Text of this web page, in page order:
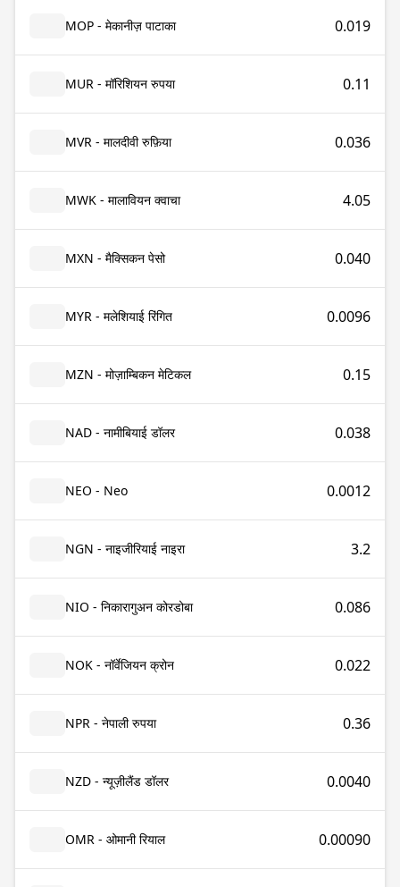
MOP - मेकानीज़ पाटाका 0.019
MUR - मॉरिशियन रुपया 0.11
MVR - मालदीवी रुफ़िया 0.036
MWK - मालावियन क्वाचा 4.05
MXN - मैक्सिकन पेसो 0.040
MYR - मलेशियाई रिंगित 0.0096
MZN - मोज़ाम्बिकन मेटिकल 0.15
NAD - नामीबियाई डॉलर 0.038
NEO - Neo 0.0012
NGN - नाइजीरियाई नाइरा 3.2
NIO - निकारागुअन कोरडोबा 0.086
NOK - नॉर्वेजियन क्रोन 0.022
NPR - नेपाली रुपया 0.36
NZD - न्यूज़ीलैंड डॉलर 0.0040
OMR - ओमानी रियाल 0.00090